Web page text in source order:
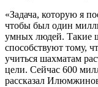
«Задача, которую я
чтобы был один
умных людей. Такие
способствуют тому,
учиться шахматам
цели. Сейчас 600
рассказал